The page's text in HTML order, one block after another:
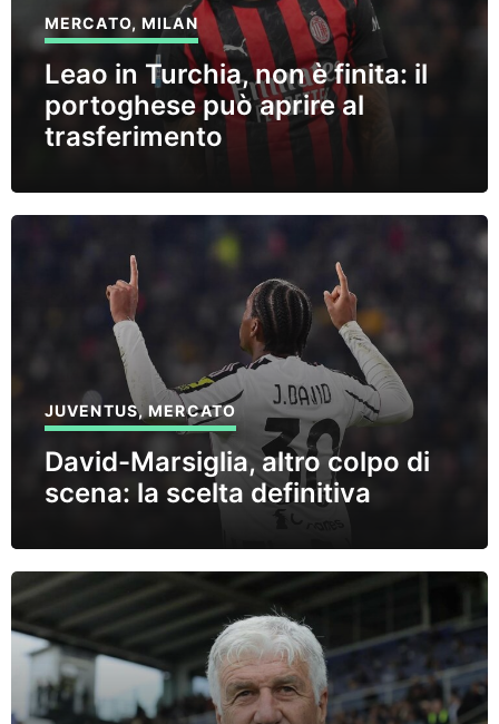
MERCATO,MILAN
Leao in Turchia, non è finita: il
portoghese può aprire al
trasferimento
JUVENTUS,MERCATO
David-Marsiglia, altro colpo di
scena: la scelta definitiva